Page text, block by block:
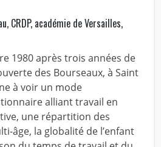
CRDP, académie de Versailles,
1980 après trois années de
des Bourseaux, à Saint
à voir un mode
alliant travail en
une répartition des
âge, la globalité de l’enfant